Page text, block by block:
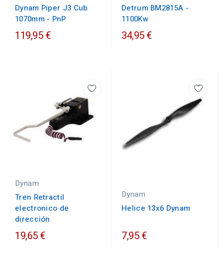
Dynam Piper J3 Cub
1070mm - PnP
119,95 €
Detrum BM2815A -
1100Kw
34,95 €
Dynam
Tren Retractil
electronico de
dirección
19,65 €
Dynam
Helice 13x6 Dynam
7,95 €